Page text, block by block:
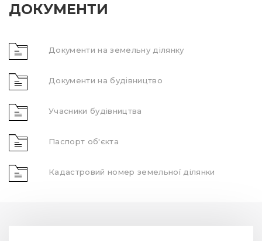
ДОКУМЕНТИ
Документи на земельну ділянку
Документи на будівництво
Учасники будівництва
Паспорт об'єкта
Кадастровий номер земельної ділянки